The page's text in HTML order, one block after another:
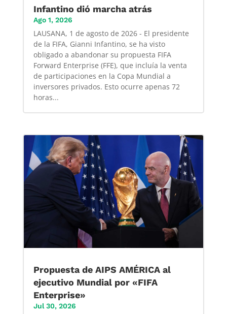
Infantino dió marcha atrás
Ago 1, 2026
LAUSANA, 1 de agosto de 2026 - El presidente
de la FIFA, Gianni Infantino, se ha visto
obligado a abandonar su propuesta FIFA
Forward Enterprise (FFE), que incluía la venta
de participaciones en la Copa Mundial a
inversores privados. Esto ocurre apenas 72
horas...
Propuesta de AIPS AMÉRICA al
ejecutivo Mundial por «FIFA
Enterprise»
Jul 30, 2026